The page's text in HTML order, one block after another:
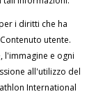
i diritti che ha
utente.
l'immagine e ogni
all'utilizzo del
International